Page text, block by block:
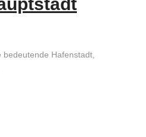
Hafenstadt,